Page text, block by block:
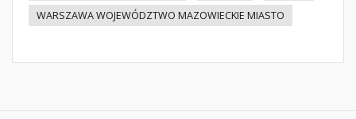
WARSZAWA WOJEWÓDZTWO MAZOWIECKIE MIASTO